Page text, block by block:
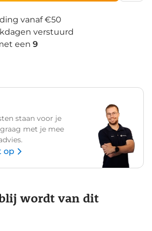
vanaf €50
verstuurd
een 9
staan voor je
met je mee
op
wordt van dit